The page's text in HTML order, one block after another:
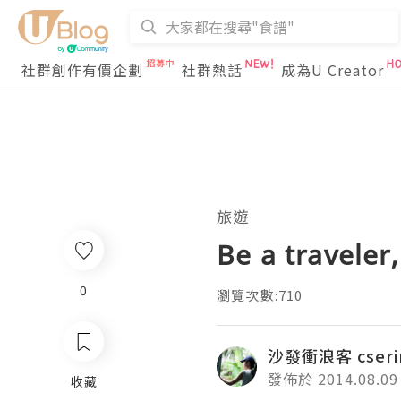
社群創作有價企劃 社群熱話 成為U Creator
旅遊
Be a
瀏覽次數:710
沙發衝浪客
發佈於 2014.08.09
0
收藏